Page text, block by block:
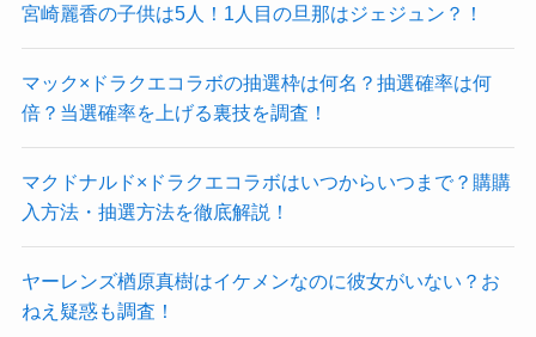
宮崎麗香の子供は5人！1人目の旦那はジェジュン？！
マック×ドラクエコラボの抽選枠は何名？抽選確率は何
倍？当選確率を上げる裏技を調査！
マクドナルド×ドラクエコラボはいつからいつまで？購購
入方法・抽選方法を徹底解説！
ヤーレンズ楢原真樹はイケメンなのに彼女がいない？お
ねえ疑惑も調査！